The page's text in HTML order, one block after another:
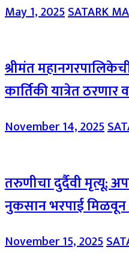
May 1, 2025SATARK
श्रीमंत
कार्तिकी यात्रेत
November 14, 2025
तरुणीचा दुर्दैवी मृत्यू;
नुकसान भरपाई मिळवून
November 15, 2025